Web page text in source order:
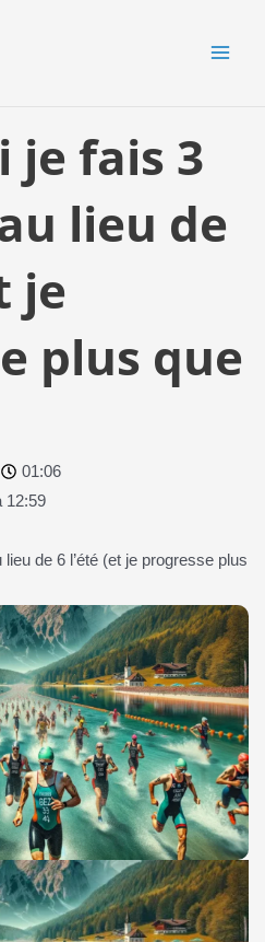
je fais 3
lieu de
je
plus que
01:06
12:59
de 6 l’été (et je progresse plus